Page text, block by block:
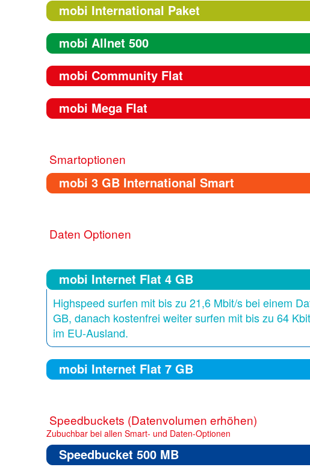
mobi International Paket
mobi Allnet 500
mobi Community Flat
mobi Mega Flat
Smartoptionen
mobi 3 GB International Smart
Daten Optionen
mobi Internet Flat 4 GB
Highspeed surfen mit bis zu 21,6 Mbit/s bei einem
GB, danach kostenfrei weiter surfen mit bis zu 64
im EU-Ausland.
mobi Internet Flat 7 GB
Speedbuckets (Datenvolumen erhöhen)
Zubuchbar bei allen Smart- und Daten-Optionen
Speedbucket 500 MB